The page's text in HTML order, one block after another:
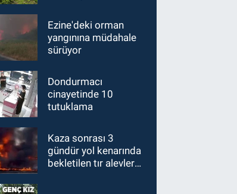
Ezine'deki orman
yangınına müdahale
sürüyor
Dondurmacı
cinayetinde 10
tutuklama
Kaza sonrası 3
gündür yol kenarında
bekletilen tır alevlere